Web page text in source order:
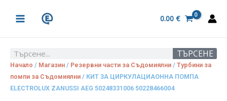
MENU
0.00 €
Search ТЪРСЕНЕ
Начало / Магазин / Резервни части за Съдомиялни / Турбини за
помпи за Съдомиялни / КИТ ЗА ЦИРКУЛАЦИАОННА ПОМПА
ELECTROLUX ZANUSSI AEG 50248331006 50228466004